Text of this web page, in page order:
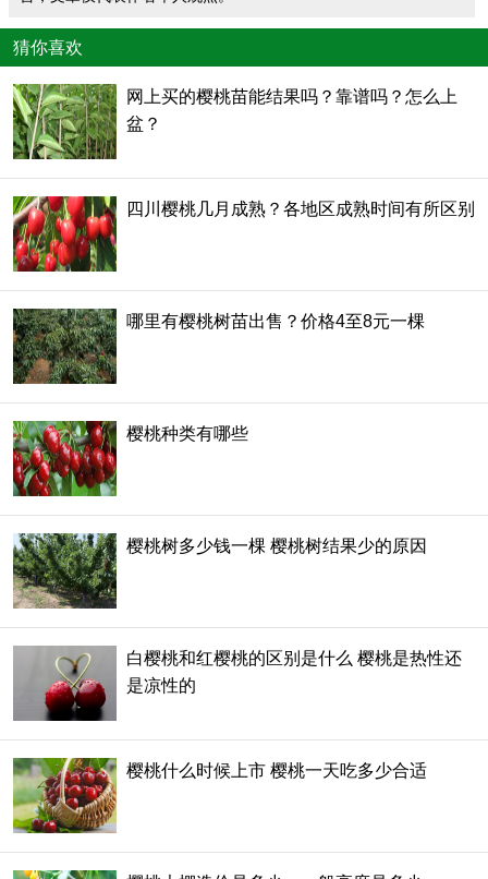
猜你喜欢
网上买的樱桃苗能结果吗？靠谱吗？怎么上
盆？
四川樱桃几月成熟？各地区成熟时间有所区别
哪里有樱桃树苗出售？价格4至8元一棵
樱桃种类有哪些
樱桃树多少钱一棵 樱桃树结果少的原因
白樱桃和红樱桃的区别是什么 樱桃是热性还
是凉性的
樱桃什么时候上市 樱桃一天吃多少合适